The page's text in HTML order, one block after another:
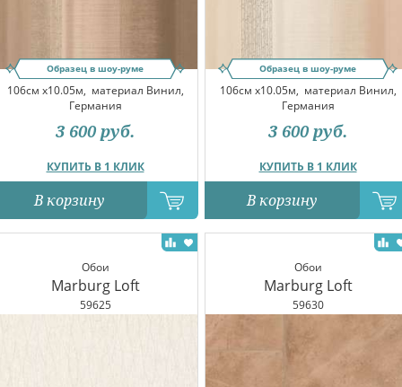
Образец в шоу-руме
106см x10.05м, материал Винил,
Германия
КУПИТЬ В 1 КЛИК
3 600 руб.
В корзину
Образец в шоу-руме
106см x10.05м, материал Винил,
Германия
КУПИТЬ В 1 КЛИК
3 600 руб.
В корзину
Обои
Marburg Loft
59625
Обои
Marburg Loft
59630